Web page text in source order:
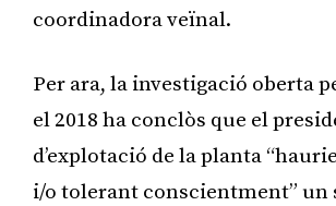
coordinadora veïnal.
Per ara, la investigació oberta
el 2018 ha conclòs que el
d’explotació de la planta
i/o tolerant conscientment” un